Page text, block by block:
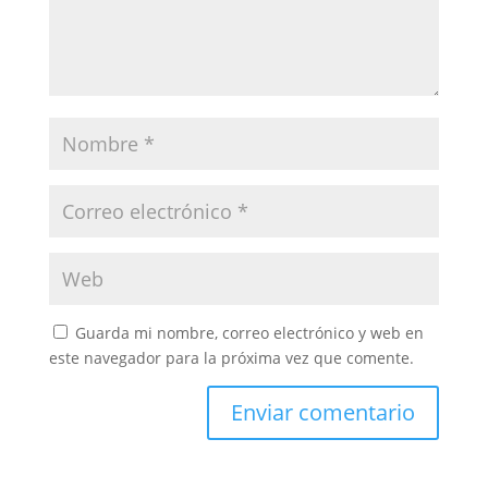
Guarda mi nombre, correo electrónico y web en
este navegador para la próxima vez que comente.